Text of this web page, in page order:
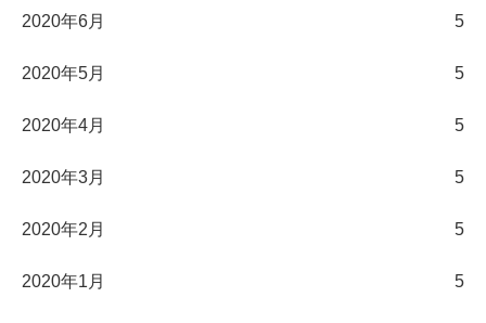
2020年6月 5
2020年5月 5
2020年4月 5
2020年3月 5
2020年2月 5
2020年1月 5